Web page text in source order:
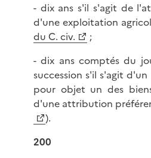
- dix ans s'il s'agit de
d'une exploitation
du C. civ.
;
- dix ans comptés du
succession s'il s'agit
pour objet un des
d'une attribution
).
200